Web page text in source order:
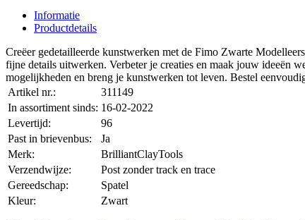
Informatie
Productdetails
Creëer gedetailleerde kunstwerken met de Fimo Zwarte
fijne details uitwerken. Verbeter je creaties en maak jouw ideeën
mogelijkheden en breng je kunstwerken tot leven. Bestel
Artikel nr.:
311149
In assortiment sinds: 16-02-2022
Levertijd:
96
Past in brievenbus:
Ja
Merk:
BrilliantClayTools
Verzendwijze:
Post zonder track en trace
Gereedschap:
Spatel
Kleur:
Zwart